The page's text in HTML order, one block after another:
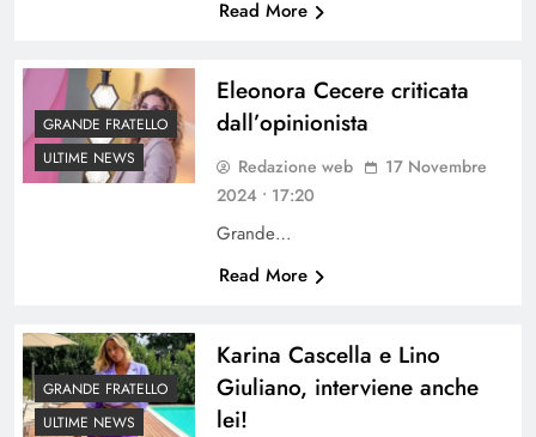
Read More
GRANDE FRATELLO
ULTIME NEWS
Eleonora Cecere criticata
dall’opinionista
Redazione web
17 Novembre
2024 • 17:20
Grande…
Read More
GRANDE FRATELLO
ULTIME NEWS
Karina Cascella e Lino
Giuliano, interviene anche
lei!